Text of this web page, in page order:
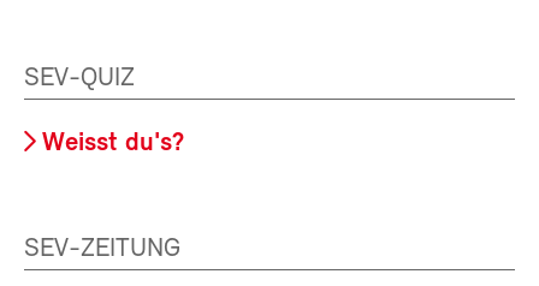
SEV-QUIZ
Weisst du's?
SEV-ZEITUNG